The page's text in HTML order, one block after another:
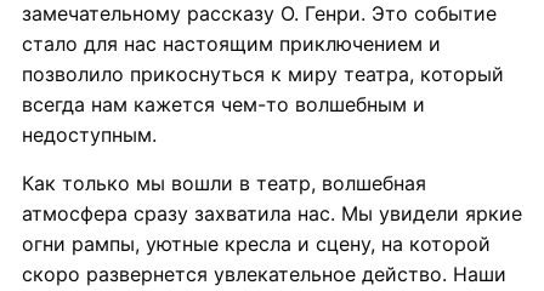
замечательному рассказу О. Генри. Это событие
стало для нас настоящим приключением и
позволило прикоснуться к миру театра, который
всегда нам кажется чем-то волшебным и
недоступным.
Как только мы вошли в театр, волшебная
атмосфера сразу захватила нас. Мы увидели яркие
огни рампы, уютные кресла и сцену, на которой
скоро развернется увлекательное действо. Наши